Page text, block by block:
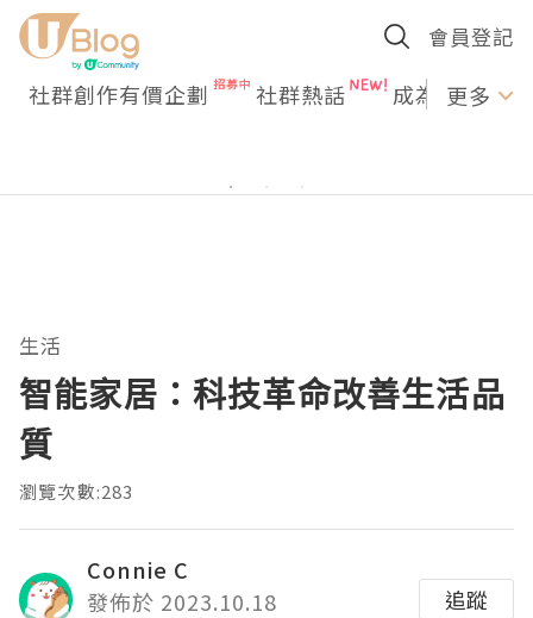
會員登記
社群創作有價企劃 社群熱話 成為U更多
生活
智能家居：科技革命改善生活品
質
瀏覽次數:283
Connie C
發佈於 2023.10.18
追蹤